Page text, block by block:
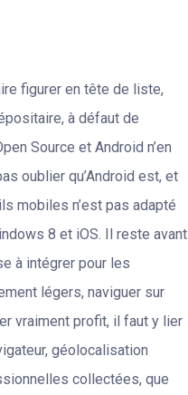
figurer en tête de liste,
à défaut de
Source et Android n’en
oublier qu’Android est, et
mobiles n’est pas adapté
8 et iOS. Il reste avant
à intégrer pour les
légers, naviguer sur
vraiment profit, il faut y lier
géolocalisation
collectées, que